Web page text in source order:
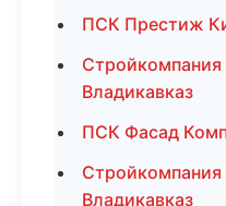
ПСК Престиж
Владикавказ
ПСК Фасад
Владикавказ